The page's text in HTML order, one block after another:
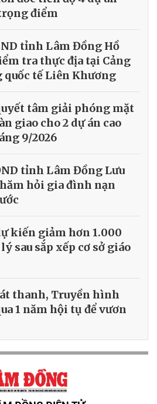
điểm
tỉnh Lâm Đồng Hồ
tra thực địa tại Cảng
tế Liên Khương
tâm giải phóng mặt
giao cho 2 dự án cao
9/2026
tỉnh Lâm Đồng Lưu
hỏi gia đình nạn
kiến giảm hơn 1.000
sau sắp xếp cơ sở giáo
thanh, Truyền hình
1 năm hội tụ để vươn